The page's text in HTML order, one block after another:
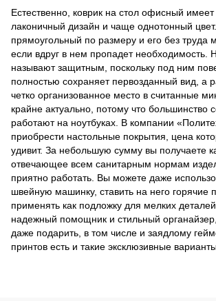
Естественно, коврик на стол офисный
лаконичный дизайн и чаще однотонный
прямоугольный по размеру и его без труда
если вдруг в нем пропадет необходимость.
называют защитным, поскольку под ним
полностью сохраняет первозданный вид, а
четко организованное место в считанные
крайне актуально, потому что большинство
работают на ноутбуках. В компании
приобрести настольные покрытия, цена
удивит. За небольшую сумму вы получаете
отвечающее всем санитарным нормам
приятно работать. Вы можете даже
швейную машинку, ставить на него горячие
применять как подложку для мелких
надежный помощник и стильный
даже подарить, в том числе и заядлому
принтов есть и такие эксклюзивные